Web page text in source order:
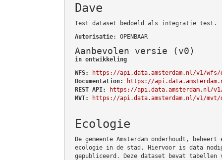
Dave
Test dataset bedoeld als integratie test.
Autorisatie: OPENBAAR
Aanbevolen versie (v0)
in ontwikkeling
WFS:
https://api.data.amsterdam.nl/v1/wfs/
Documentation:
https://
REST API:
https://api.data.amsterdam.nl/
MVT:
https://api.data.amsterdam.nl/v1/mvt/
Ecologie
De gemeente Amsterdam onderhoudt,
ecologie in de stad. Hiervoor is data
gepubliceerd. Deze dataset bevat tabellen